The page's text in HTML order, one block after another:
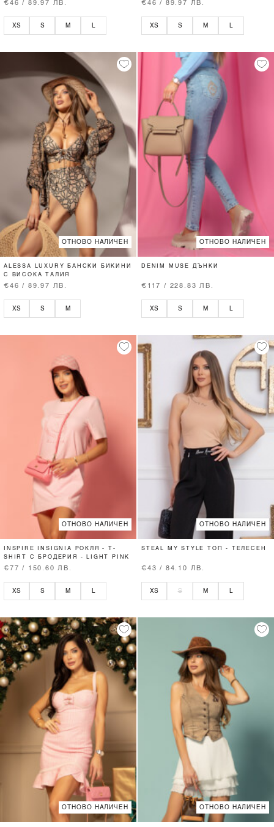
€46 / 89.97 ЛВ.
XS S M L
€46 / 89.97 ЛВ.
XS S M L
ОТНОВО НАЛИЧЕН
ALESSA LUXURY БАНСКИ БИКИНИ
С ВИСОКА ТАЛИЯ
€46 / 89.97 ЛВ.
XS S M
ОТНОВО НАЛИЧЕН
DENIM MUSE ДЪНКИ
€117 / 228.83 ЛВ.
XS S M
ОТНОВО НАЛИЧЕН
INSPIRE INSIGNIA РОКЛЯ - T-
SHIRT С БРОДЕРИЯ - LIGHT PINK
€77 / 150.60 ЛВ.
XS S M L
ОТНОВО НАЛИЧЕН
STEAL MY STYLE ТОП - ТЕЛЕСЕН
€43 / 84.10 ЛВ.
XS S M L
ОТНОВО НАЛИЧЕН ОТНОВО НАЛИЧЕН